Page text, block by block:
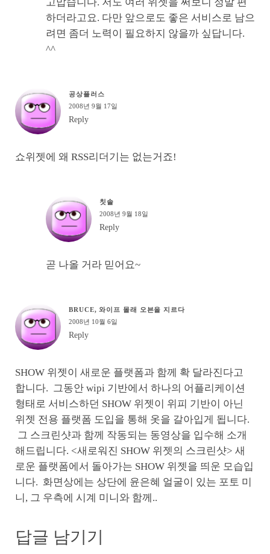
하더라고요. 다만 앞으로도 좋은 서비스로 남으
려면 좀더 노력이 필요하지 않을까 싶답니다.
^^
공상플러스
2008년 9월 17일
Reply
쇼위젯에 왜 RSS리더기는 없는거죠!
칫솔
2008년 9월 18일
Reply
곧 나올 거라 믿어요~
BRUCE, 와이프 몰래 오븐을 지르다
2008년 10월 6일
Reply
SHOW 위젯이 새로운 플랫폼과 함께 확 달라진다고
합니다. 그동안 wipi 기반에서 하나의 어플리케이션
형태로 서비스하던 SHOW 위젯이 위피 기반이 아닌
위젯 전용 플랫폼 도입을 통해 옷을 갈아입게 됩니다.
그 스크린샷과 함께 작동되는 동영상을 입수해 소개
해드립니다. <새로워진 SHOW 위젯의 스크린샷> 새
로운 플랫폼에서 돌아가는 SHOW 위젯을 띄운 모습입
니다. 화면상에는 상단에 윤은혜 얼굴이 있는 포토 미
니, 그 우측에 시계 미니와 함께..
답글 남기기